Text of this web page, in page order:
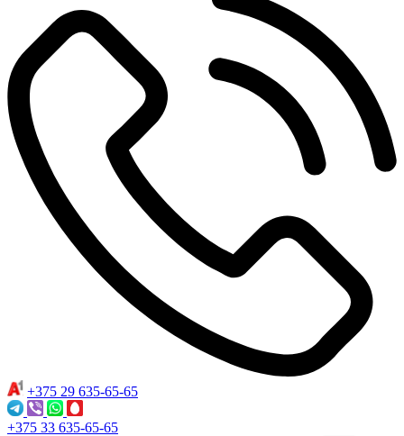
+375 29 635-65-65
+375 33 635-65-65